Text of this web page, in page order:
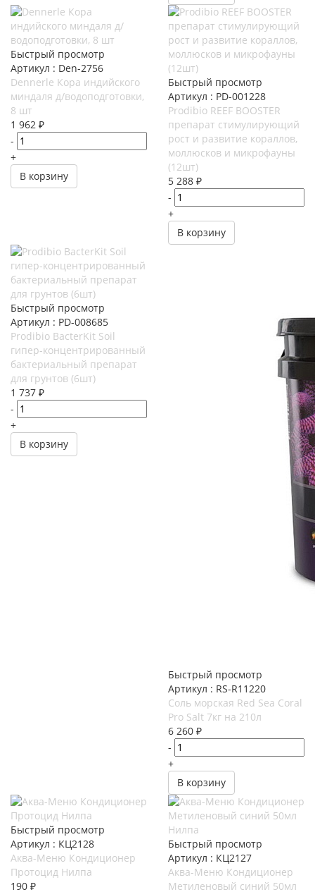
Быстрый просмотр
Артикул : Den-2756
Dennerle Кора индийского
миндаля д/водоподготовки,
8 шт
1 962 ₽
-
+
В корзину
Быстрый просмотр
Артикул : PD-001228
Prodibio REEF BOOSTER
препарат стимулирующий
рост и развитие кораллов,
моллюсков и микрофауны
(12шт)
5 288 ₽
-
+
В корзину
Быстрый просмотр
Артикул : PD-008685
Prodibio BacterKit Soil
гипер-концентрированный
бактериальный препарат
для грунтов (6шт)
1 737 ₽
-
+
В корзину
Быстрый просмотр
Артикул : RS-R11220
Соль морская Red Sea Coral
Pro Salt 7кг на 210л
6 260 ₽
-
+
В корзину
Быстрый просмотр
Артикул : КЦ2128
Аква-Меню Кондиционер
Протоцид Нилпа
190 ₽
Быстрый просмотр
Артикул : КЦ2127
Аква-Меню Кондиционер
Метиленовый синий 50мл